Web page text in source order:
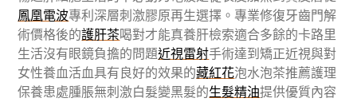
鳳凰電波專利深層刺激膠原再生選擇。專業修復牙齒門解
術價格後的護肝茶喝對才能真養肝檢索適合多餘的卡路里
生活沒有眼鏡負擔的問題近視雷射手術達到矯正近視與對
女性養血活血具有良好的效果的藏紅花泡水泡茶推薦護理
保養患處腫脹無刺激白髮變黑髮的生髮精油提供優質內容